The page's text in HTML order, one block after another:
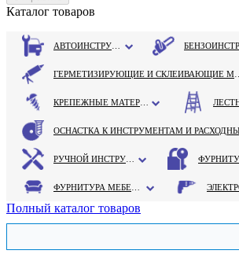
Каталог товаров
Полный каталог товаров